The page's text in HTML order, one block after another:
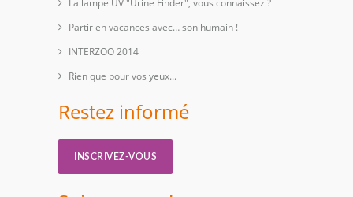
La lampe UV "Urine Finder", vous connaissez ?
Partir en vacances avec… son humain !
INTERZOO 2014
Rien que pour vos yeux...
Restez informé
INSCRIVEZ-VOUS